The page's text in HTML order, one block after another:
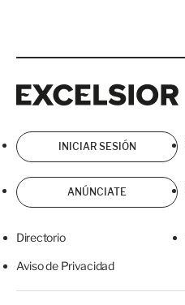
INICIAR SESIÓN
ANÚNCIATE
Directorio
Aviso de Privacidad